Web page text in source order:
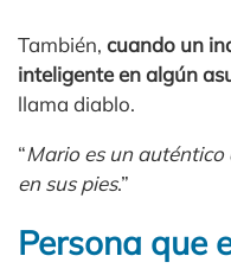
También, cuando un
inteligente en algún
llama diablo.
“Mario es un
en sus pies.”
Persona que